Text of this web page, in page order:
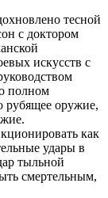
тесной
с доктором
искусств с
полном
рубящее оружие,
как
удары в
тыльной
смертельным,